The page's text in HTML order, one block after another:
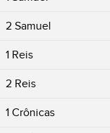
2 Samuel
1 Reis
2 Reis
1 Crônicas